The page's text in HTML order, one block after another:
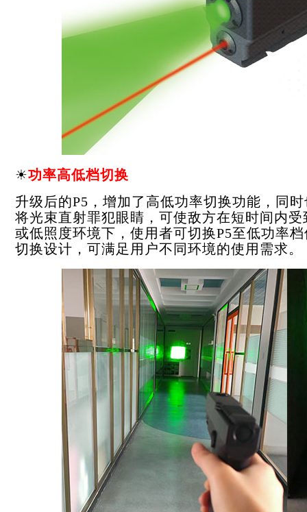
☀功率高低档切换
升级后的P5，增加了高低功率切换功能，同
将光束直射罪犯眼睛，可使敌方在短时间内
或低照度环境下，使用者可切换P5至低功率
切换设计，可满足用户不同环境的使用需求。